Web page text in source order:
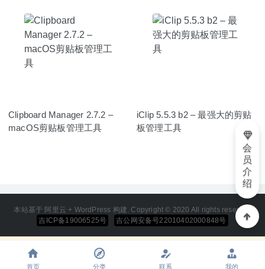
Clipboard Manager 2.7.2 –
macOS剪贴板管理工具
iClip 5.5.3 b2 – 最强大的剪贴
板管理工具
本站基于 阿里云 + WordPress 构建. Copyright © 2020 All rights reserved
吉ICP备19006525号
吉公网安备号22010402000848号
会
员
介
绍
首页 分类 联系 我的